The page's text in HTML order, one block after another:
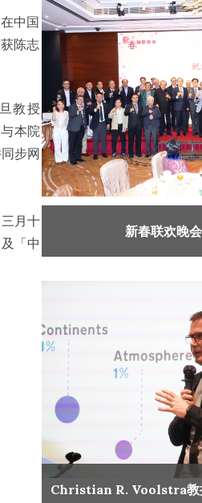
中国
陈志
教授
本院
步网
月十
「中
新春联欢晚
Christian R. Voolstra教